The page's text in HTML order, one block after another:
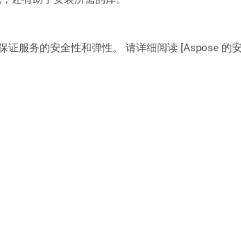
证服务的安全性和弹性。 请详细阅读 [Aspose 的